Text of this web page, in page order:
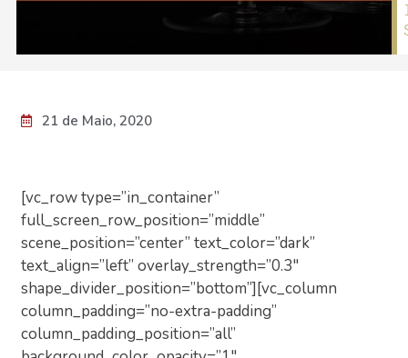
21 de Maio, 2020
[vc_row type=”in_container”
full_screen_row_position=”middle”
scene_position=”center” text_color=”dark”
text_align=”left” overlay_strength=”0.3″
shape_divider_position=”bottom”][vc_column
column_padding=”no-extra-padding”
column_padding_position=”all”